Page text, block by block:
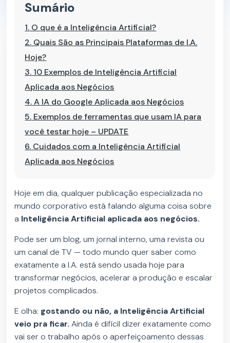
Sumário
1. O que é a Inteligência Artificial?
2. Quais São as Principais Plataformas de I.A.
Hoje?
3. 10 Exemplos de Inteligência Artificial
Aplicada aos Negócios
4.A IA do Google Aplicada aos Negócios
5. Exemplos de ferramentas que usam IA para
você testar hoje – UPDATE
6. Cuidados com a Inteligência Artificial
Aplicada aos Negócios
Hoje em dia, qualquer publicação especializada no
mundo corporativo está falando alguma coisa sobre
a Inteligência Artificial aplicada aos negócios.
Pode ser um blog, um jornal interno, uma revista ou
um canal de TV — todo mundo quer saber como
exatamente a I.A. está sendo usada hoje para
transformar negócios, acelerar a produção e escalar
projetos complicados.
E olha: gostando ou não, a Inteligência Artificial
veio pra ficar. Ainda é difícil dizer exatamente como
vai ser o trabalho após o aperfeiçoamento dessas